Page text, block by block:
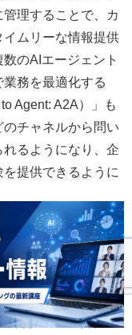
理することで、カ
ムリーな情報提供
のAIエージェント
務を最適化する
Agent: A2A）」も
チャネルから問い
るようになり、企
提供できるように
活用
ェントをマーケテ
を紹介します。これ
トップ サイドバー